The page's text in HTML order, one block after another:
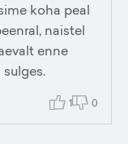
koha peal
naistel
enne
1 0